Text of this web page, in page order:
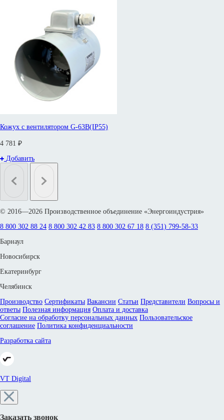
Кожух с вентилятором G-63B(IP55)
4 781 ₽
Добавить
© 2016—2026 Производственное объединение «Энергоиндустрия»
8 800 302 88 24 8 800 302 42 83 8 800 302 67 18 8 (351) 799-58-33
Барнаул
Новосибирск
Екатеринбург
Челябинск
Производство Сертификаты Вакансии Статьи Представители Вопросы и
ответы Полезная информация Оплата и доставка
Согласие на обработку персональных данных Пользовательское
соглашение Политика конфиденциальности
Разработка сайта
VT Digital
Заказать звонок